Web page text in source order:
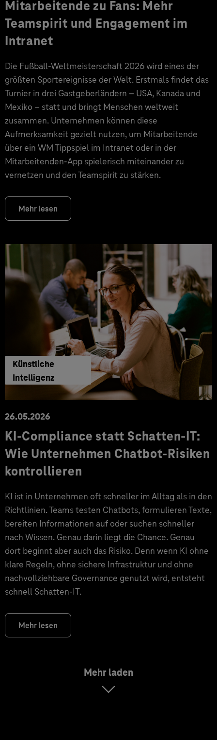
Mitarbeitende zu Fans: Mehr
Teamspirit und Engagement im
Intranet
Die Fußball-Weltmeisterschaft 2026 wird eines der
größten Sportereignisse der Welt. Erstmals findet das
Turnier in drei Gastgeberländern – USA, Kanada und
Mexiko – statt und bringt Menschen weltweit
zusammen. Unternehmen können diese
Aufmerksamkeit gezielt nutzen, um Mitarbeitende
über ein WM Tippspiel im Intranet oder in der
Mitarbeitenden-App spielerisch miteinander zu
vernetzen und den Teamspirit zu stärken.
Mehr lesen
Künstliche
Intelligenz
26.05.2026
KI-Compliance statt Schatten-IT:
Wie Unternehmen Chatbot-Risiken
kontrollieren
KI ist in Unternehmen oft schneller im Alltag als in den
Richtlinien. Teams testen Chatbots, formulieren Texte,
bereiten Informationen auf oder suchen schneller
nach Wissen. Genau darin liegt die Chance. Genau
dort beginnt aber auch das Risiko. Denn wenn KI ohne
klare Regeln, ohne sichere Infrastruktur und ohne
nachvollziehbare Governance genutzt wird, entsteht
schnell Schatten-IT.
Mehr lesen
Mehr laden